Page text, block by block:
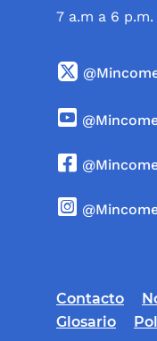
7 a.m a 6 p.m.
Contacto
Glosario